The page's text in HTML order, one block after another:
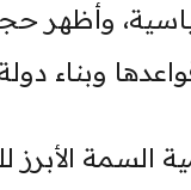
وأظهر
وبناء
السمة